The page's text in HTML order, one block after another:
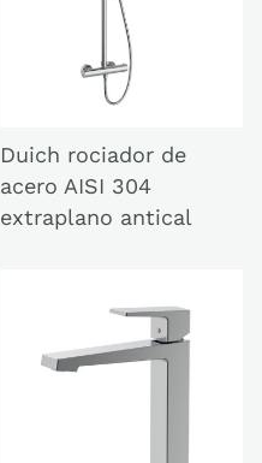
Duich rociador de
acero AISI 304
extraplano antical